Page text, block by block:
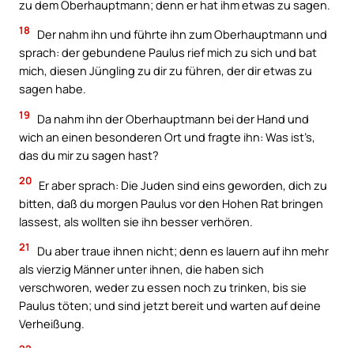
zu dem Oberhauptmann; denn er hat ihm etwas zu sagen.
18
Der nahm ihn und führte ihn zum Oberhauptmann und
sprach: der gebundene Paulus rief mich zu sich und bat
mich, diesen Jüngling zu dir zu führen, der dir etwas zu
sagen habe.
19
Da nahm ihn der Oberhauptmann bei der Hand und
wich an einen besonderen Ort und fragte ihn: Was ist’s,
das du mir zu sagen hast?
20 Er aber sprach: Die Juden sind eins geworden, dich zu
bitten, daß du morgen Paulus vor den Hohen Rat bringen
lassest, als wollten sie ihn besser verhören.
21
Du aber traue ihnen nicht; denn es lauern auf ihn mehr
als vierzig Männer unter ihnen, die haben sich
verschworen, weder zu essen noch zu trinken, bis sie
Paulus töten; und sind jetzt bereit und warten auf deine
Verheißung.